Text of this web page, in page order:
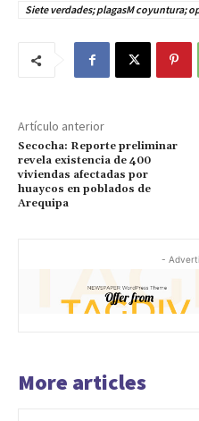
Siete verdades; plagasM coyuntura;
Artículo anterior
Secocha: Reporte preliminar
revela existencia de 400
viviendas afectadas por
huaycos en poblados de
Arequipa
-
More articles